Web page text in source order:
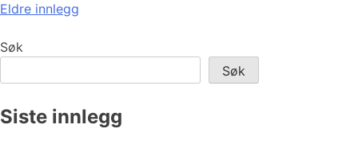
Innleggnavigasjon
Eldre innlegg
Søk
Søk
Siste innlegg